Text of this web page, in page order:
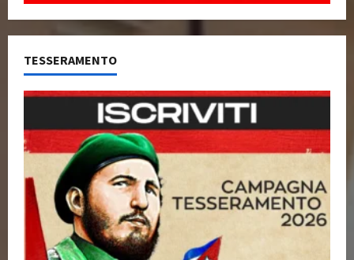
TESSERAMENTO